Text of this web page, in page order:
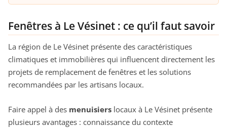
Fenêtres à Le Vésinet : ce qu’il faut savoir
La région de Le Vésinet présente des caractéristiques
climatiques et immobilières qui influencent directement les
projets de remplacement de fenêtres et les solutions
recommandées par les artisans locaux.
Faire appel à des menuisiers locaux à Le Vésinet présente
plusieurs avantages : connaissance du contexte